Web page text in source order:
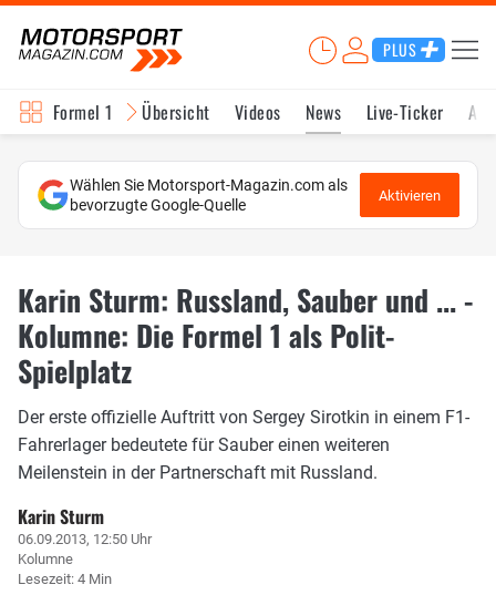
PLUS
Formel 1 Übersicht Videos News Live-Ticker
Wählen Sie Motorsport-Magazin.com als
bevorzugte Google-Quelle
Aktivieren
Karin Sturm: Russland, Sauber und ... -
Kolumne: Die Formel 1 als Polit-
Spielplatz
Der erste offizielle Auftritt von Sergey Sirotkin in einem F1-
Fahrerlager bedeutete für Sauber einen weiteren
Meilenstein in der Partnerschaft mit Russland.
Karin Sturm
06.09.2013, 12:50 Uhr
Kolumne
Lesezeit: 4 Min